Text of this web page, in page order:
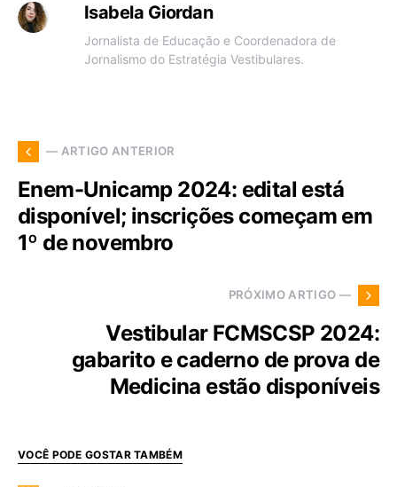
Isabela Giordan
Jornalista de Educação e Coordenadora de
Jornalismo do Estratégia Vestibulares.
— ARTIGO ANTERIOR
Enem-Unicamp 2024: edital está
disponível; inscrições começam em
1º de novembro
PRÓXIMO ARTIGO —
Vestibular FCMSCSP 2024:
gabarito e caderno de prova de
Medicina estão disponíveis
VOCÊ PODE GOSTAR TAMBÉM